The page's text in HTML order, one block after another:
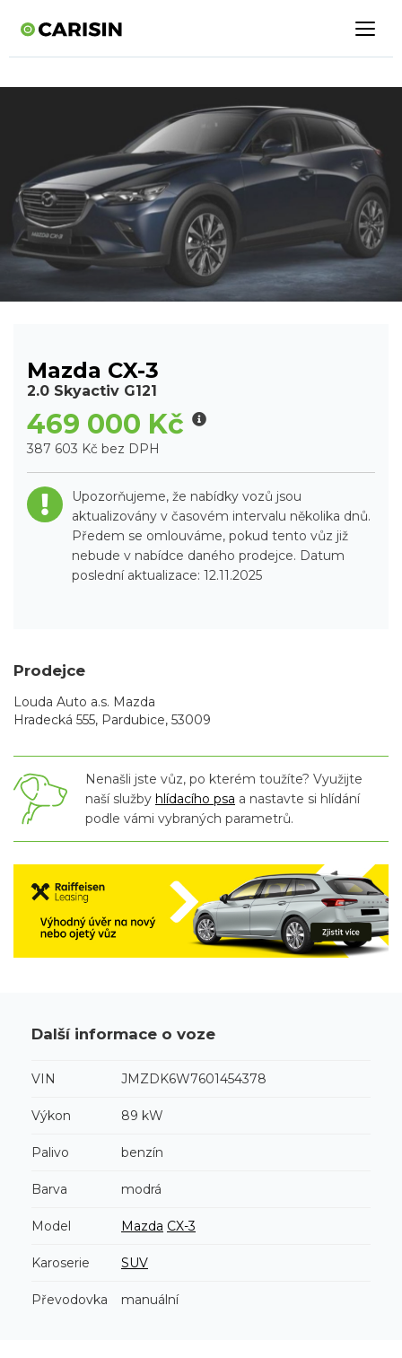
Mazda CX-3
2.0 Skyactiv G121
469 000 Kč
387 603 Kč bez DPH
Upozorňujeme, že nabídky vozů jsou
aktualizovány v časovém intervalu několika dnů.
Předem se omlouváme, pokud tento vůz již
nebude v nabídce daného prodejce. Datum
poslední aktualizace: 12.11.2025
Prodejce
Louda Auto a.s. Mazda
Hradecká 555, Pardubice, 53009
Nenašli jste vůz, po kterém toužíte? Využijte
naší služby hlídacího psa a nastavte si hlídání
podle vámi vybraných parametrů.
Další informace o voze
VIN JMZDK6W7601454378
Výkon 89 kW
Palivo benzín
Barva modrá
Model Mazda CX-3
Karoserie SUV
Převodovka manuální